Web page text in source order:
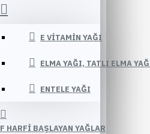
E VITAMIN YAĞI
ELMA YAĞI, TATLI ELMA
ENTELE YAĞI
F HARFI BAŞLAYAN YAĞLAR